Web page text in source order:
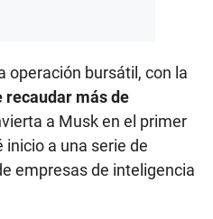
operación bursátil, con la
recaudar más de
a Musk en el primer
inicio a una serie de
empresas de inteligencia